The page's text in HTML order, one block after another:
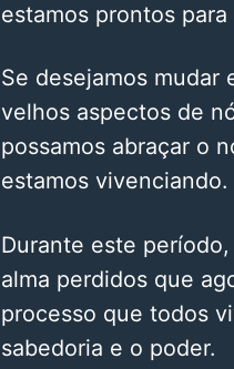
estamos prontos para
Se desejamos mudar
velhos aspectos de
possamos abraçar o
estamos vivenciando.
Durante este
alma perdidos que
processo que todos
sabedoria e o poder.